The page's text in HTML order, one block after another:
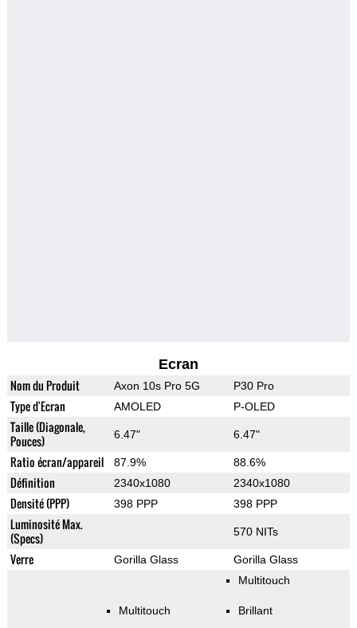
Ecran
Nom du Produit Axon 10s Pro 5G P30 Pro
Type d'Ecran AMOLED P-OLED
Taille (Diagonale,
Pouces)
6.47" 6.47"
Ratio écran/appareil 87.9% 88.6%
Définition 2340x1080 2340x1080
Densité (PPP) 398 PPP 398 PPP
Luminosité Max.
(Specs)
570 NITs
Verre Gorilla Glass Gorilla Glass
Multitouch
Multitouch
Brillant